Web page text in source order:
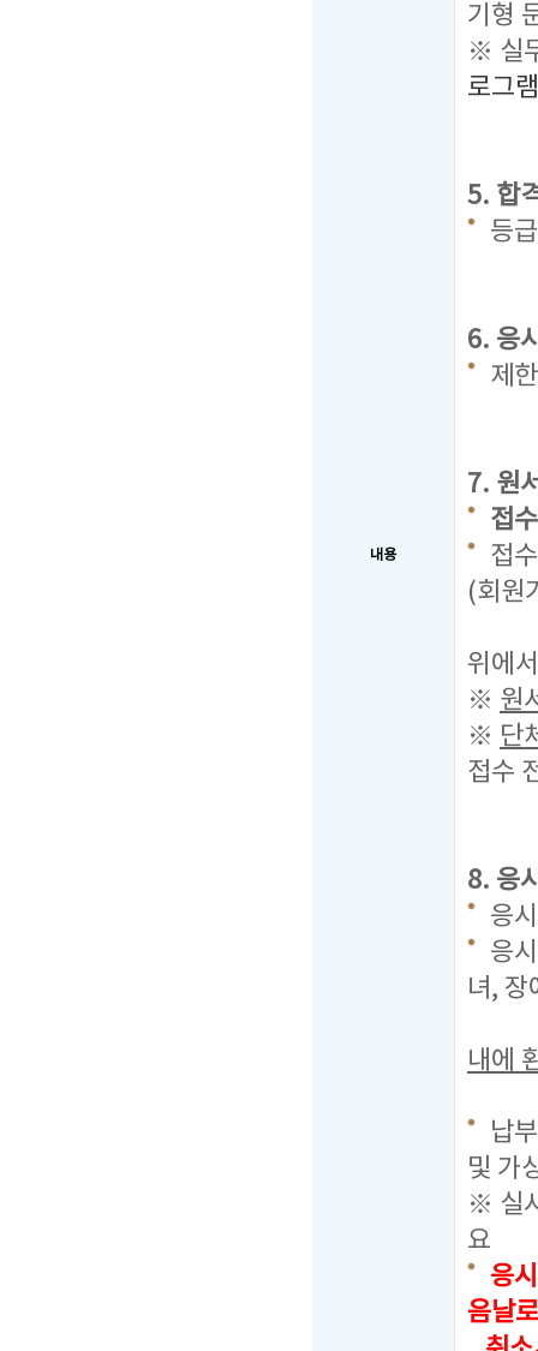
내용
기형
※ 실
로그램
5. 합
등
6. 응
제
7. 원
접
접
(회원
위에
※ 원
※ 단
접수
8. 응
응
응
녀, 장
내에
납
및 가
※ 실
요
응
음날